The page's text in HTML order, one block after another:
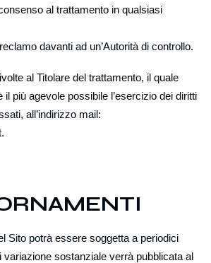
al trattamento in qualsiasi
reclamo davanti ad un’Autorità di controllo.
al Titolare del trattamento, il quale
il più agevole possibile l’esercizio dei diritti
all’indirizzo mail:
Sito potrà essere soggetta a periodici
variazione sostanziale verrà pubblicata al